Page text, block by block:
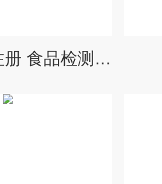
新食品原料注册 食品检测服务